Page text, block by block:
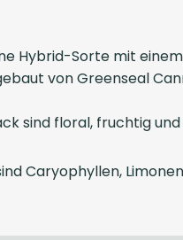
Hybrid-Sorte mit
von Greenseal
sind floral, fruchtig und
Caryophyllen,